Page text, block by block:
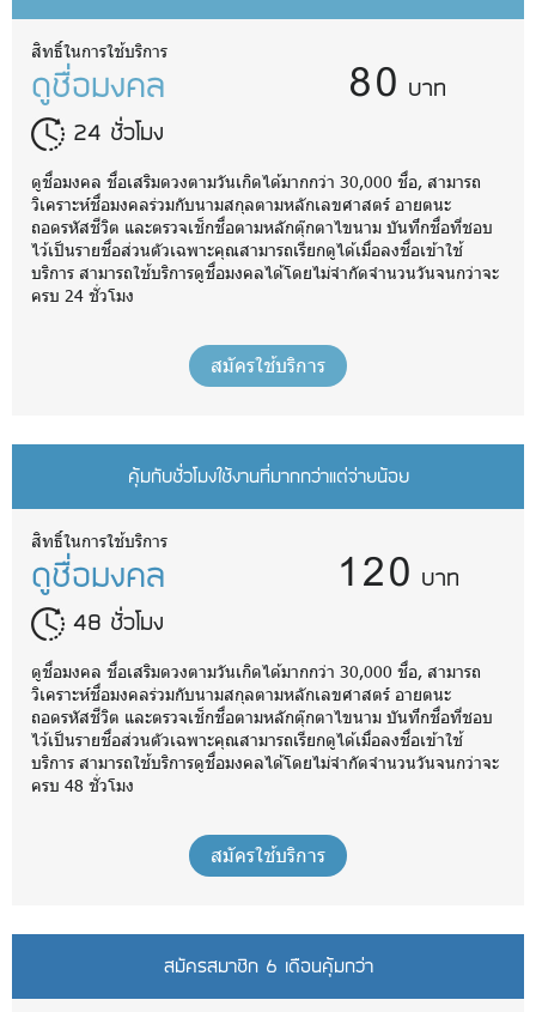
สิทธิ์ในการใช้บริการ
ดูชื่อมงคล
24 ชั่วโมง
80 บาท
ดูชื่อมงคล ชื่อเสริมดวงตามวันเกิดได้มากกว่า 30,000 ชื่อ, สามารถ
วิเคราะห์ชื่อมงคลร่วมกับนามสกุลตามหลักเลขศาสตร์ อายตนะ
ถอดรหัสชีวิต และตรวจเช็กชื่อตามหลักตุ๊กตาไขนาม บันทึกชื่อที่ชอบ
ไว้เป็นรายชื่อส่วนตัวเฉพาะคุณสามารถเรียกดูได้เมื่อลงชื่อเข้าใช้
บริการ สามารถใช้บริการดูชื่อมงคลได้โดยไม่จำกัดจำนวนวันจนกว่าจะ
ครบ 24 ชั่วโมง
สมัครใช้บริการ
คุ้มกับชั่วโมงใช้งานที่มากกว่าแต่จ่ายน้อย
สิทธิ์ในการใช้บริการ
ดูชื่อมงคล
48 ชั่วโมง
120 บาท
ดูชื่อมงคล ชื่อเสริมดวงตามวันเกิดได้มากกว่า 30,000 ชื่อ, สามารถ
วิเคราะห์ชื่อมงคลร่วมกับนามสกุลตามหลักเลขศาสตร์ อายตนะ
ถอดรหัสชีวิต และตรวจเช็กชื่อตามหลักตุ๊กตาไขนาม บันทึกชื่อที่ชอบ
ไว้เป็นรายชื่อส่วนตัวเฉพาะคุณสามารถเรียกดูได้เมื่อลงชื่อเข้าใช้
บริการ สามารถใช้บริการดูชื่อมงคลได้โดยไม่จำกัดจำนวนวันจนกว่าจะ
ครบ 48 ชั่วโมง
สมัครใช้บริการ
สมัครสมาชิก 6 เดือนคุ้มกว่า